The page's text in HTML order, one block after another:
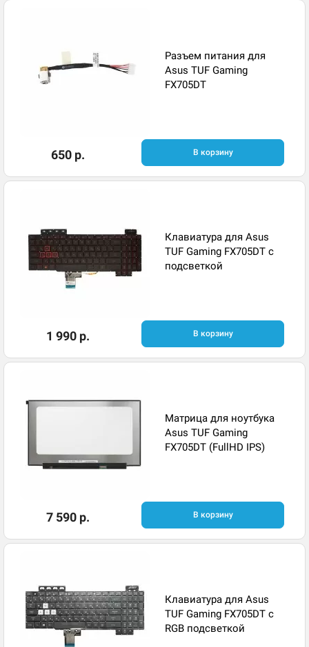
Разъем питания для
Asus TUF Gaming
FX705DT
650 р. В корзину
Клавиатура для Asus
TUF Gaming FX705DT с
подсветкой
1 990 р. В корзину
Матрица для ноутбука
Asus TUF Gaming
FX705DT (FullHD IPS)
7 590 р. В корзину
Клавиатура для Asus
TUF Gaming FX705DT с
RGB подсветкой